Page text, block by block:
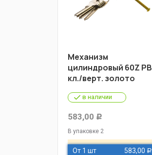
Механизм
цилиндровый 60Z PB
кл./верт. золото
в наличии
583,00 Р
В упаковке 2
От 1 шт 583,00 Р